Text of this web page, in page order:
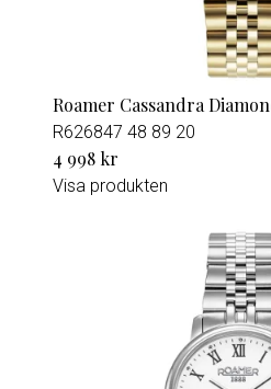
Roamer Cassandra
R626847 48 89 20
4 998 kr
Visa produkten